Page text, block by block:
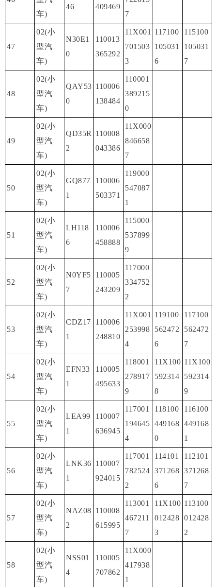
车)
46
409469
7
47
02(小
型汽
车)
N30E1
0
110013
365292
11X001
701503
3
117100
105031
6
115100
105031
7
48
02(小
型汽
车)
QAY53
0
110006
138484
110001
389215
0
49
02(小
型汽
车)
QD35R
2
110008
043386
11X000
846658
7
50
02(小
型汽
车)
GQ877
1
110006
503371
119000
547087
1
51
02(小
型汽
车)
LH118
6
110006
458888
115000
537899
9
52
02(小
型汽
车)
N0YF5
7
110005
243209
117000
334752
2
53
02(小
型汽
车)
CDZ17
1
110006
248810
11X001
253998
4
119100
562472
6
117100
562472
7
54
02(小
型汽
车)
EFN33
1
110005
495633
118001
278917
9
11X100
592314
8
11X100
592314
9
55
02(小
型汽
车)
LEA99
1
110007
636945
117001
194645
4
118100
449168
0
116100
449168
1
56
02(小
型汽
车)
LNK36
1
110007
924015
117001
782524
2
114101
371268
6
112101
371268
7
57
02(小
型汽
车)
NAZ08
2
110008
615995
113001
467211
7
11X100
012428
3
113100
012428
2
58
02(小
型汽
车)
NSS01
4
110005
707862
11X000
417938
1